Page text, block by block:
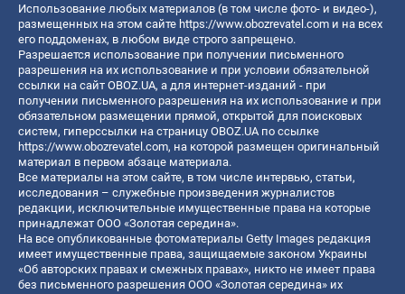
Использование любых материалов (в том числе фото- и видео-),
размещенных на этом сайте https://www.obozrevatel.com и на всех
его поддоменах, в любом виде строго запрещено.
Разрешается использование при получении письменного
разрешения на их использование и при условии обязательной
ссылки на сайт OBOZ.UA, а для интернет-изданий - при
получении письменного разрешения на их использование и при
обязательном размещении прямой, открытой для поисковых
систем, гиперссылки на страницу OBOZ.UA по ссылке
https://www.obozrevatel.com, на которой размещен оригинальный
материал в первом абзаце материала.
Все материалы на этом сайте, в том числе интервью, статьи,
исследования – служебные произведения журналистов
редакции, исключительные имущественные права на которые
принадлежат ООО «Золотая середина».
На все опубликованные фотоматериалы Getty Images редакция
имеет имущественные права, защищаемые законом Украины
«Об авторских правах и смежных правах», никто не имеет права
без письменного разрешения ООО «Золотая середина» их